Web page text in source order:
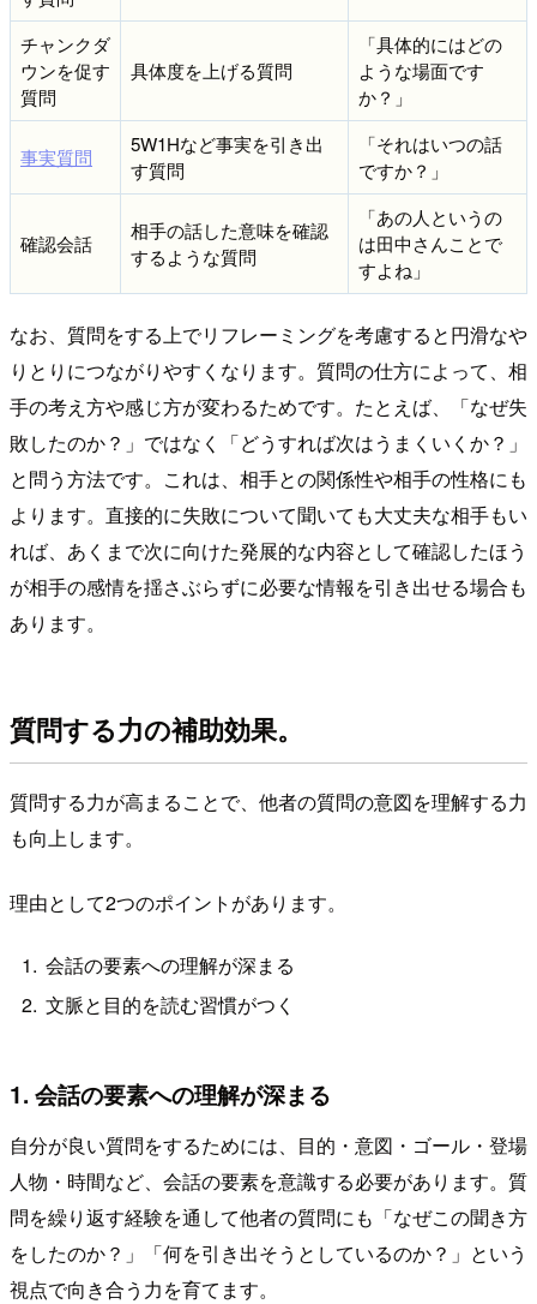
チャンクダ
ウンを促す
質問
具体度を上げる質問
「具体的にはどの
ような場面です
か？」
事実質問
5W1Hなど事実を引き出
す質問
「それはいつの話
ですか？」
確認会話
相手の話した意味を確認
するような質問
「あの人というの
は田中さんことで
すよね」
なお、質問をする上でリフレーミングを考慮すると円滑なや
りとりにつながりやすくなります。質問の仕方によって、相
手の考え方や感じ方が変わるためです。たとえば、「なぜ失
敗したのか？」ではなく「どうすれば次はうまくいくか？」
と問う方法です。これは、相手との関係性や相手の性格にも
よります。直接的に失敗について聞いても大丈夫な相手もい
れば、あくまで次に向けた発展的な内容として確認したほう
が相手の感情を揺さぶらずに必要な情報を引き出せる場合も
あります。
質問する力の補助効果。
質問する力が高まることで、他者の質問の意図を理解する力
も向上します。
理由として2つのポイントがあります。
会話の要素への理解が深まる
文脈と目的を読む習慣がつく
1. 会話の要素への理解が深まる
自分が良い質問をするためには、目的・意図・ゴール・登場
人物・時間など、会話の要素を意識する必要があります。質
問を繰り返す経験を通して他者の質問にも「なぜこの聞き方
をしたのか？」「何を引き出そうとしているのか？」という
視点で向き合う力を育てます。